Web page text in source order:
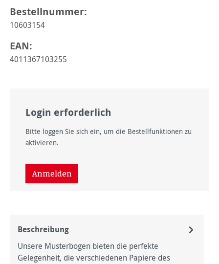
Bestellnummer:
10603154
EAN:
4011367103255
Login erforderlich
Bitte loggen Sie sich ein, um die Bestellfunktionen zu
aktivieren.
Anmelden
Beschreibung
Unsere Musterbogen bieten die perfekte
Gelegenheit, die verschiedenen Papiere des